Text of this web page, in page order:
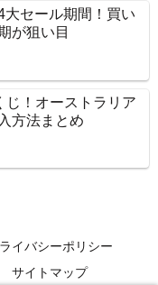
大セール期間！買い
が狙い目
じ！オーストラリア
方法まとめ
イバシーポリシー
サイトマップ